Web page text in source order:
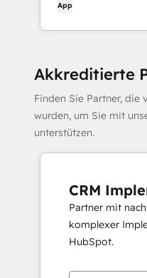
App
Akkreditierte
Finden Sie Partner,
wurden, um Sie mit
unterstützen.
CRM
Partner mit
komplexer
HubSpot.